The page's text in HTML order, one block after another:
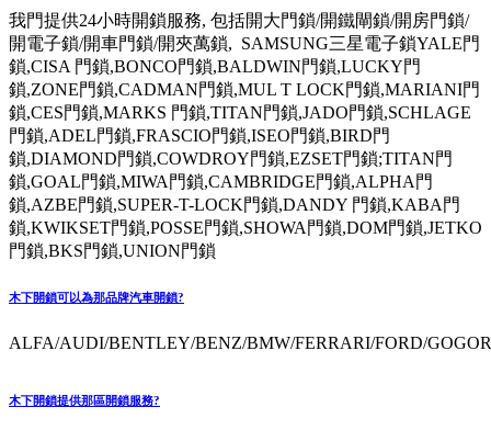
我門提供24小時開鎖服務, 包括開大門鎖/開鐵閘鎖/開房門鎖/
開電子鎖/開車門鎖/開夾萬鎖, SAMSUNG三星電子鎖YALE門
鎖,CISA 門鎖,BONCO門鎖,BALDWIN門鎖,LUCKY門
鎖,ZONE門鎖,CADMAN門鎖,MUL T LOCK門鎖,MARIANI門
鎖,CES門鎖,MARKS 門鎖,TITAN門鎖,JADO門鎖,SCHLAGE
門鎖,ADEL門鎖,FRASCIO門鎖,ISEO門鎖,BIRD門
鎖,DIAMOND門鎖,COWDROY門鎖,EZSET門鎖;TITAN門
鎖,GOAL門鎖,MIWA門鎖,CAMBRIDGE門鎖,ALPHA門
鎖,AZBE門鎖,SUPER-T-LOCK門鎖,DANDY 門鎖,KABA門
鎖,KWIKSET門鎖,POSSE門鎖,SHOWA門鎖,DOM門鎖,JETKO
門鎖,BKS門鎖,UNION門鎖
木下開鎖可以為那品牌汽車開鎖?
ALFA/AUDI/BENTLEY/BENZ/BMW/FERRARI/FORD/
木下開鎖提供那區開鎖服務?